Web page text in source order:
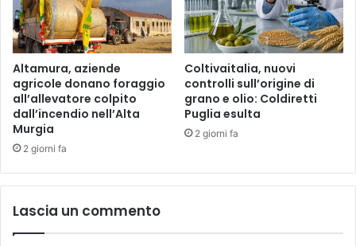
Altamura, aziende
agricole donano foraggio
all’allevatore colpito
dall’incendio nell’Alta
Murgia
2 giorni fa
Coltivaitalia, nuovi
controlli sull’origine di
grano e olio: Coldiretti
Puglia esulta
2 giorni fa
Lascia un commento